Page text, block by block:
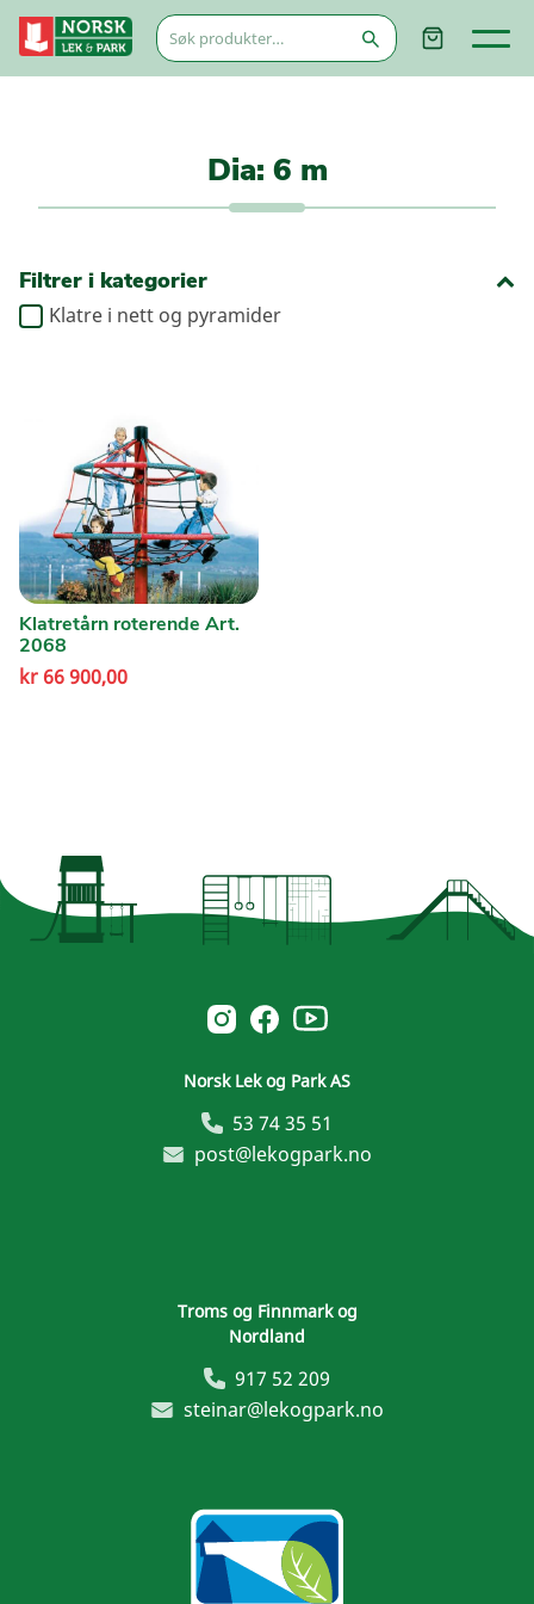
Søk
etter:
Dia: 6 m
Filtrer i kategorier
Klatre i nett og pyramider
Klatretårn roterende Art.
2068
kr 66 900,00
Norsk Leg & Park instagram
Norsk Leg & Park facebook
Norsk Leg & Park youtube
Norsk Lek og Park AS
53 74 35 51
post@lekogpark.no
Troms og Finnmark og
Nordland
917 52 209
steinar@lekogpark.no